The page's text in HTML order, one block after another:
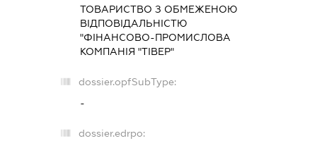
ТОВАРИСТВО З ОБМЕЖЕНОЮ
ВІДПОВІДАЛЬНІСТЮ
"ФІНАНСОВО-ПРОМИСЛОВА
КОМПАНІЯ "ТІВЕР"
dossier.opfSubType:
-
dossier.edrpo: